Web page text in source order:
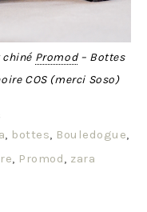
chiné Promod– Bottes
COS (merci Soso)
, bottes, Bouledogue,
, Promod, zara